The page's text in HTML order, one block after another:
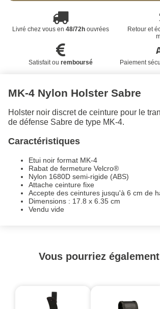
Livré chez vous en 48/72houvrées Retour et
Satisfait ou remboursé Paiement
MK-4 Nylon Holster Sabre
Holster noir discret de ceinture pour le
de défense Sabre de type MK-4.
Caractéristiques
Etui noir format MK-4
Rabat de fermeture Velcro®
Nylon 1680D semi-rigide (ABS)
Attache ceinture fixe
Accepte des ceintures jusqu'à 6 cm de
Dimensions : 17.8 x 6.35 cm
Vendu vide
Vous pourriez également